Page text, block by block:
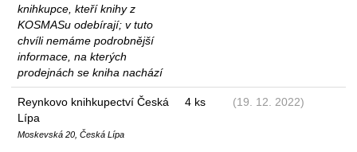
knihkupce, kteří knihy z
KOSMASu odebírají; v tuto
chvíli nemáme podrobnější
informace, na kterých
prodejnách se kniha nachází
Reynkovo knihkupectví Česká
Lípa
Moskevská 20, Česká Lípa
4 ks (19. 12. 2022)